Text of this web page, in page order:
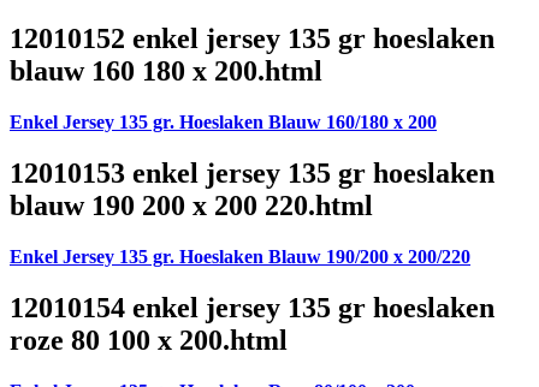
12010152 enkel jersey 135 gr hoeslaken
blauw 160 180 x 200.html
Enkel Jersey 135 gr. Hoeslaken Blauw 160/180 x 200
12010153 enkel jersey 135 gr hoeslaken
blauw 190 200 x 200 220.html
Enkel Jersey 135 gr. Hoeslaken Blauw 190/200 x 200/220
12010154 enkel jersey 135 gr hoeslaken
roze 80 100 x 200.html